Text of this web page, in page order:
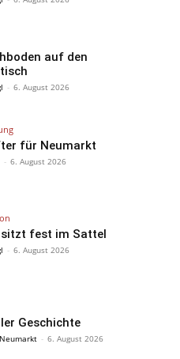
auf den
- 6. August 2026
für Neumarkt
- 6. August 2026
sitzt fest im Sattel
- 6. August 2026
Geschichte
- 6. August 2026